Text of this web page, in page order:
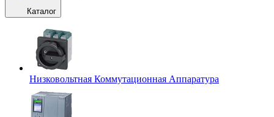
Каталог
Низковольтная Коммутационная Аппаратура